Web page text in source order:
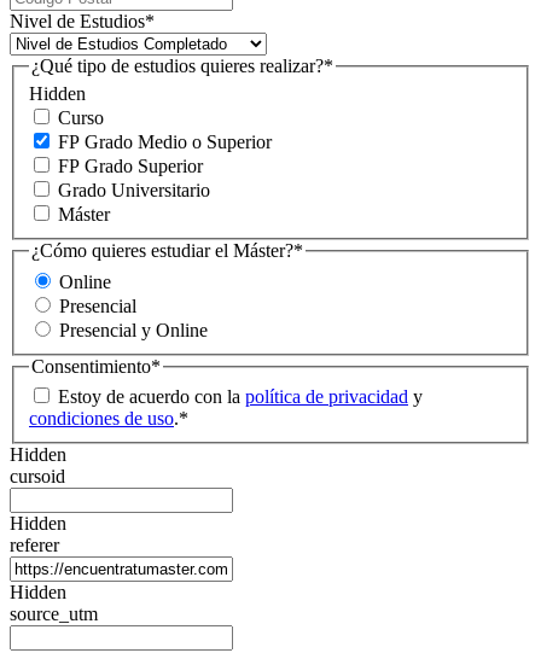
Nivel de Estudios*
Hidden
¿Qué tipo de estudios quieres realizar?*
Curso
FP Grado Medio o Superior
FP Grado Superior
Grado Universitario
Máster
¿Cómo quieres estudiar el Máster?*
Online
Presencial
Presencial y Online
Consentimiento*
Estoy de acuerdo con la política de privacidad y
condiciones de uso.*
Hidden
cursoid
Hidden
referer
Hidden
source_utm